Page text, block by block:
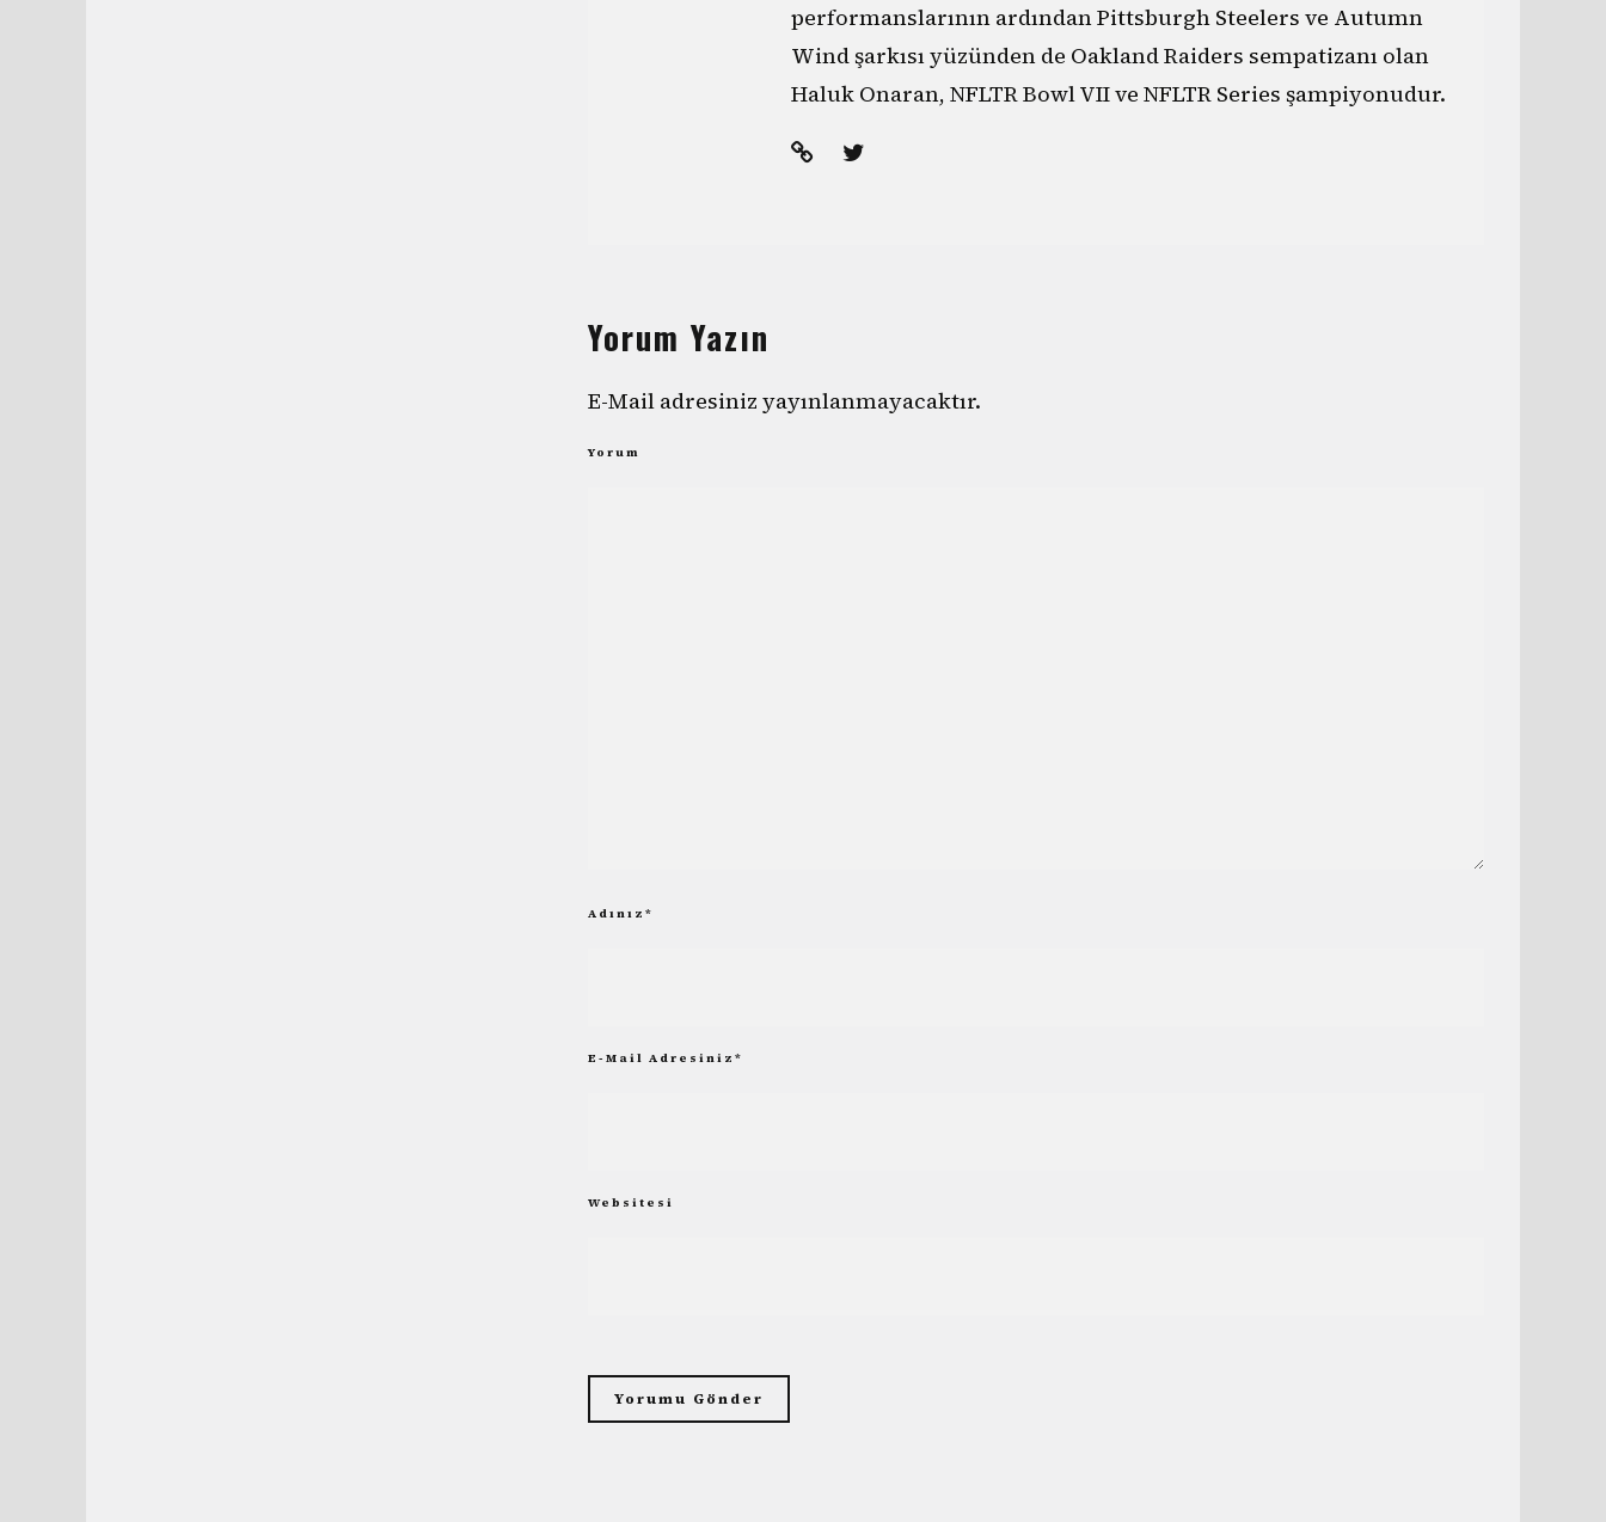
performanslarının ardından Pittsburgh Steelers ve Autumn
Wind şarkısı yüzünden de Oakland Raiders sempatizanı olan
Haluk Onaran, NFLTR Bowl VII ve NFLTR Series şampiyonudur.
Yorum Yazın
E-Mail adresiniz yayınlanmayacaktır.
Yorum
Adınız *
E-Mail Adresiniz *
Websitesi